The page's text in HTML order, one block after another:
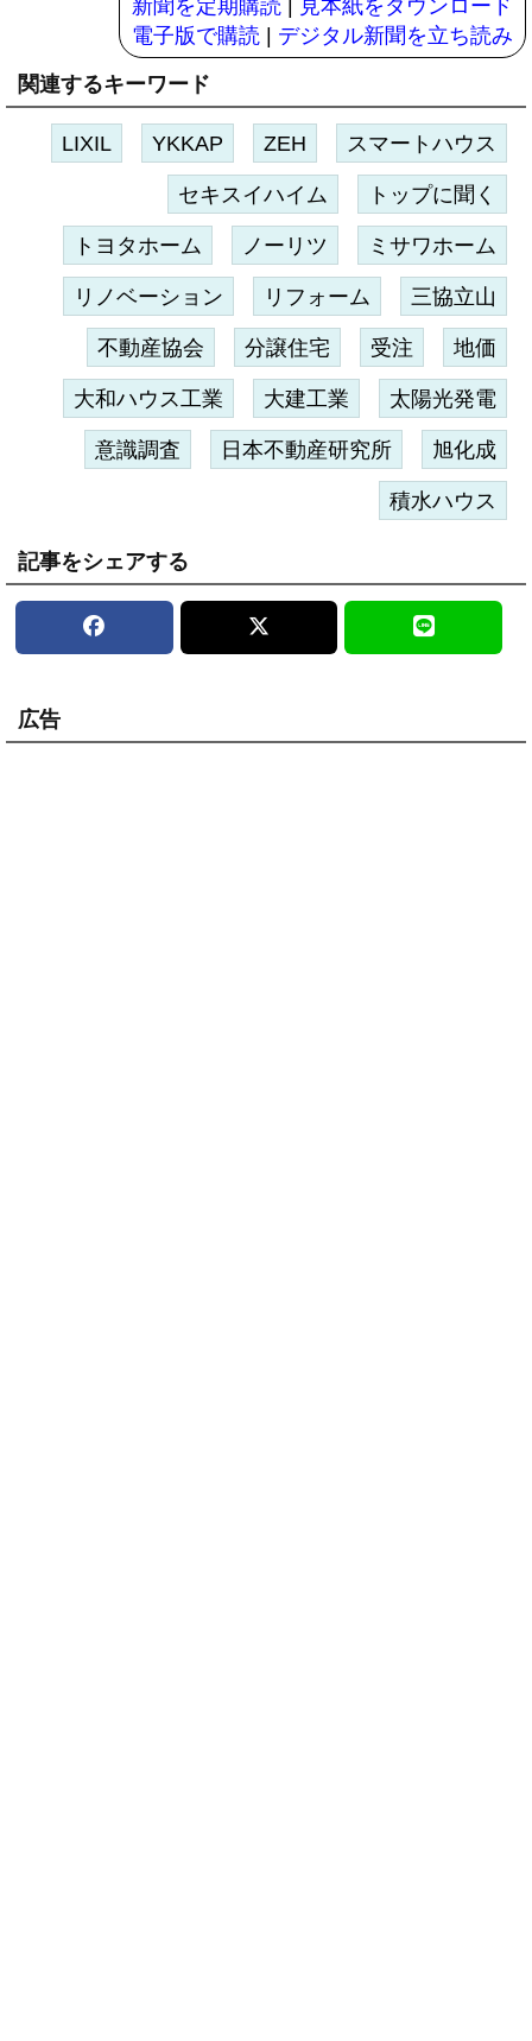
新聞を定期購読
見本紙をダウンロード
電子版で購読 | デジタル新聞を立ち読み
関連するキーワード
LIXIL YKKAP ZEH スマートハウス
セキスイハイム トップに聞く
トヨタホーム ノーリツ ミサワホーム
リノベーション リフォーム 三協立山
不動産協会 分譲住宅 受注 地価
大和ハウス工業 大建工業 太陽光発電
意識調査 日本不動産研究所 旭化成
積水ハウス
記事をシェアする
広告